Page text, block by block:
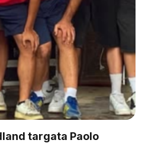
targata Paolo